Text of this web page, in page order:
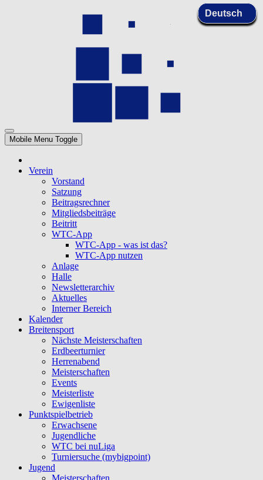
Mobile Menu Toggle
Verein
Vorstand
Satzung
Beitragsrechner
Mitgliedsbeiträge
Beitritt
WTC-App
WTC-App - was ist das?
WTC-App nutzen
Anlage
Halle
Newsletterarchiv
Aktuelles
Interner Bereich
Kalender
Breitensport
Nächste Meisterschaften
Erdbeerturnier
Herrenabend
Meisterschaften
Events
Meisterliste
Ewigenliste
Punktspielbetrieb
Erwachsene
Jugendliche
WTC bei nuLiga
Turniersuche (mybigpoint)
Jugend
Meisterschaften